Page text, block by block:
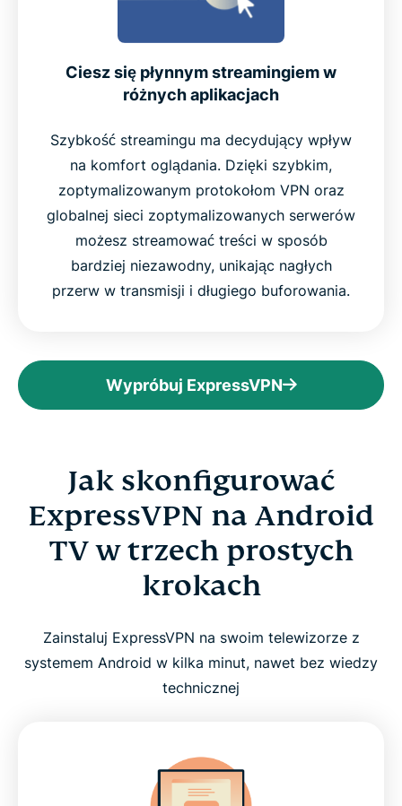
Ciesz się płynnym streamingiem w
różnych aplikacjach
Szybkość streamingu ma decydujący wpływ
na komfort oglądania. Dzięki szybkim,
zoptymalizowanym protokołom VPN oraz
globalnej sieci zoptymalizowanych serwerów
możesz streamować treści w sposób
bardziej niezawodny, unikając nagłych
przerw w transmisji i długiego buforowania.
Wypróbuj ExpressVPN
Jak skonfigurować
ExpressVPN na Android
TV w trzech prostych
krokach
Zainstaluj ExpressVPN na swoim telewizorze z
systemem Android w kilka minut, nawet bez wiedzy
technicznej